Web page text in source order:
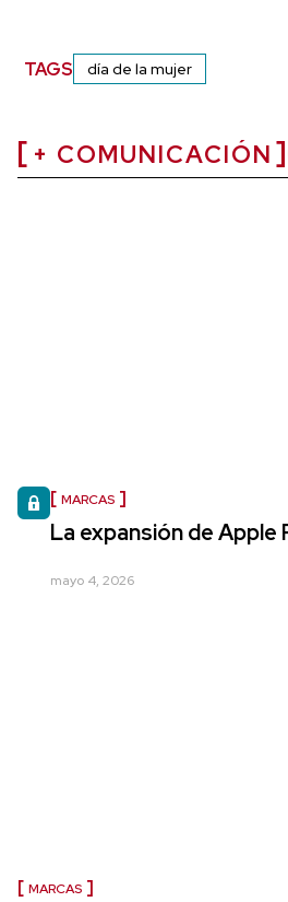
TAGS día de la mujer
+ COMUNICACIÓN
MARCAS
La expansión de Apple
mayo 4, 2026
MARCAS